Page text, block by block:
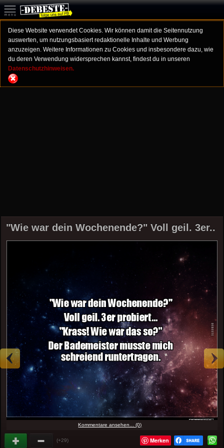
Diese Website verwendet Cookies. Wir können damit die Seitennutzung
auswerten, um nutzungsbasiert redaktionelle Inhalte und Werbung
anzuzeigen. Weitere Informationen zu Cookies und insbesondere dazu, wie
du deren Verwendung widersprechen kannst, findest du in unseren
Datenschutzhinweisen.
"Wie war dein Wochenende?" Voll geil. 3er..
Kommentare ansehen... (0)
(+29) Merken